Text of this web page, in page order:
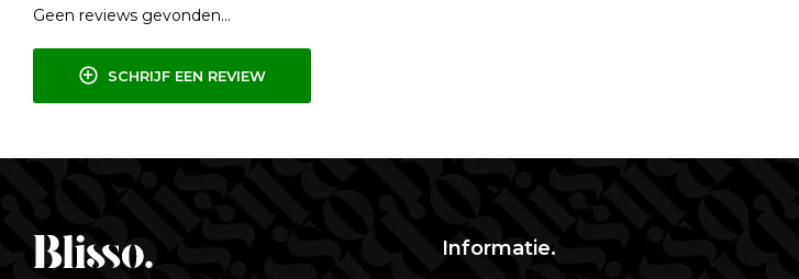
Geen reviews gevonden...
SCHRIJF EEN REVIEW
Informatie.